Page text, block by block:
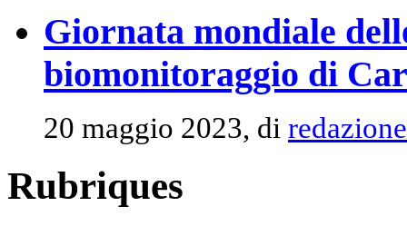
Giornata mondiale
biomonitoraggio di
20 maggio 2023, di redazione
Rubriques